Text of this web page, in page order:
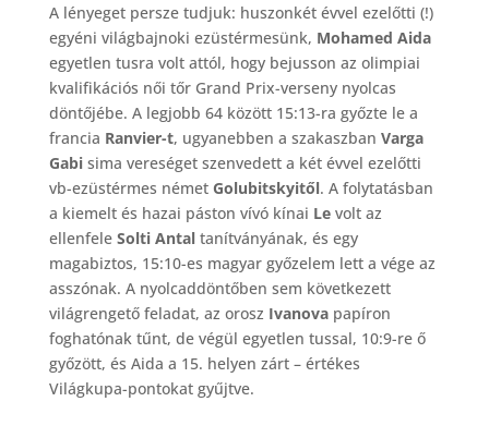
A lényeget persze tudjuk: huszonkét évvel ezelőtti (!)
egyéni világbajnoki ezüstérmesünk, Mohamed Aida
egyetlen tusra volt attól, hogy bejusson az olimpiai
kvalifikációs női tőr Grand Prix-verseny nyolcas
döntőjébe. A legjobb 64 között 15:13-ra győzte le a
francia Ranvier-t, ugyanebben a szakaszban Varga
Gabisima vereséget szenvedett a két évvel ezelőtti
vb-ezüstérmes német Golubitskyitől. A folytatásban
a kiemelt és hazai páston vívó kínai Levolt az
ellenfele Solti Antaltanítványának, és egy
magabiztos, 15:10-es magyar győzelem lett a vége az
asszónak. A nyolcaddöntőben sem következett
világrengető feladat, az orosz Ivanovapapíron
foghatónak tűnt, de végül egyetlen tussal, 10:9-re ő
győzött, és Aida a 15. helyen zárt – értékes
Világkupa-pontokat gyűjtve.